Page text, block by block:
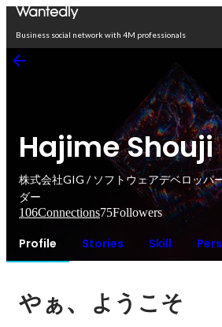
Business social network with 4M professionals
Hajime Shouji
株式会社GIG / ソフトウェアデベロッパ
ダー
106Connections75Followers
Profile Stories Skill
やぁ、 ようこそ